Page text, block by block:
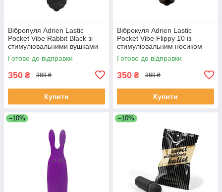
Вібропуля Adrien Lastic
Pocket Vibe Rabbit Black зі
стимулювальними вушками
AD33499
Готово до відправки
350 ₴ 389 ₴
Купити
Віброкуля Adrien Lastic
Pocket Vibe Flippy 10 із
стимулювальним носиком
Готово до відправки
350 ₴ 389 ₴
Купити
–10% –10%